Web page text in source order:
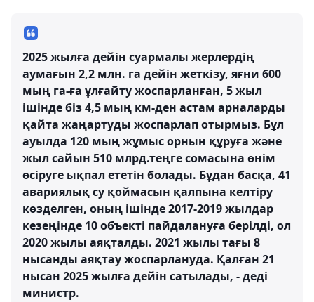
2025 жылға дейін суармалы жерлердің
аумағын 2,2 млн. га дейін жеткізу, яғни 600
мың га-ға ұлғайту жоспарланған, 5 жыл
ішінде біз 4,5 мың км-ден астам арналарды
қайта жаңартуды жоспарлап отырмыз. Бұл
ауылда 120 мың жұмыс орнын құруға және
жыл сайын 510 млрд.теңге сомасына өнім
өсіруге ықпал ететін болады. Бұдан басқа, 41
авариялық су қоймасын қалпына келтіру
көзделген, оның ішінде 2017-2019 жылдар
кезеңінде 10 объекті пайдалануға берілді, ол
2020 жылы аяқталды. 2021 жылы тағы 8
нысанды аяқтау жоспарлануда. Қалған 21
нысан 2025 жылға дейін сатылады, - деді
министр.